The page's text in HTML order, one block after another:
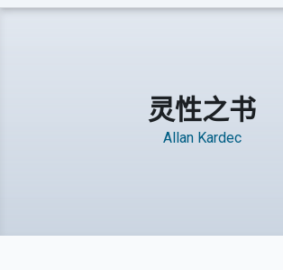
灵性之书
Allan Kardec